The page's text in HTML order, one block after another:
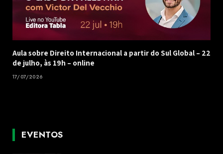
Aula sobre Direito Internacional a partir do Sul Global – 22
de julho, às 19h – online
17/07/2026
EVENTOS